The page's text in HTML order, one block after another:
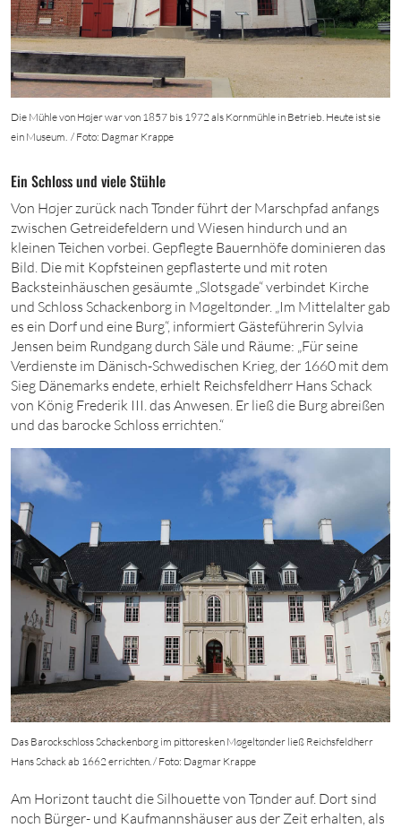
Die Mühle von Højer war von 1857 bis 1972 als Kornmühle in Betrieb. Heute ist sie
ein Museum. / Foto: Dagmar Krappe
Ein Schloss und viele Stühle
Von Højer zurück nach Tønder führt der Marschpfad anfangs
zwischen Getreidefeldern und Wiesen hindurch und an
kleinen Teichen vorbei. Gepflegte Bauernhöfe dominieren das
Bild. Die mit Kopfsteinen gepflasterte und mit roten
Backsteinhäuschen gesäumte „Slotsgade“ verbindet Kirche
und Schloss Schackenborg in Møgeltønder. „Im Mittelalter gab
es ein Dorf und eine Burg“, informiert Gästeführerin Sylvia
Jensen beim Rundgang durch Säle und Räume: „Für seine
Verdienste im Dänisch-Schwedischen Krieg, der 1660 mit dem
Sieg Dänemarks endete, erhielt Reichsfeldherr Hans Schack
von König Frederik III. das Anwesen. Er ließ die Burg abreißen
und das barocke Schloss errichten.“
Das Barockschloss Schackenborg im pittoresken Møgeltønder ließ Reichsfeldherr
Hans Schack ab 1662 errichten. / Foto: Dagmar Krappe
Am Horizont taucht die Silhouette von Tønder auf. Dort sind
noch Bürger- und Kaufmannshäuser aus der Zeit erhalten, als